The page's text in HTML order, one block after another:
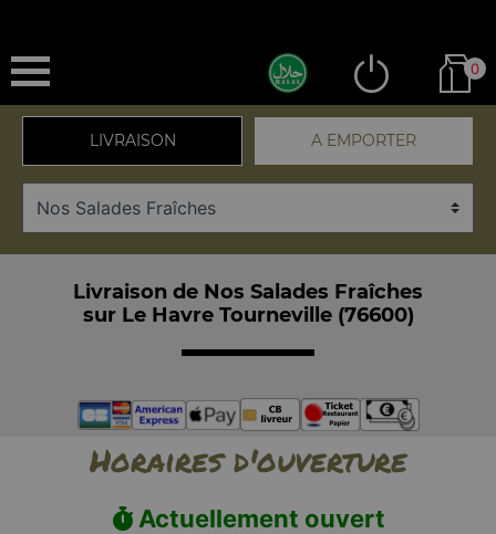
0
LIVRAISON A EMPORTER
Livraison de Nos Salades Fraîches
sur Le Havre Tourneville (76600)
Horaires d'ouverture
Actuellement ouvert